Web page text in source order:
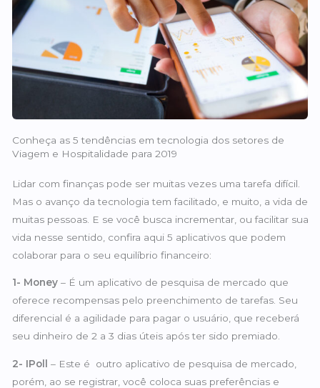
Conheça as 5 tendências em tecnologia dos setores de
Viagem e Hospitalidade para 2019
Lidar com finanças pode ser muitas vezes uma tarefa difícil.
Mas o avanço da tecnologia tem facilitado, e muito, a vida de
muitas pessoas. E se você busca incrementar, ou facilitar sua
vida nesse sentido, confira aqui 5 aplicativos que podem
colaborar para o seu equilíbrio financeiro:
1- Money – É um aplicativo de pesquisa de mercado que
oferece recompensas pelo preenchimento de tarefas. Seu
diferencial é a agilidade para pagar o usuário, que receberá
seu dinheiro de 2 a 3 dias úteis após ter sido premiado.
2- IPoll
– Este é outro aplicativo de pesquisa de mercado,
porém, ao se registrar, você coloca suas preferências e